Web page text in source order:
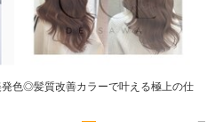
色◎髪質改善カラーで叶える極上の仕